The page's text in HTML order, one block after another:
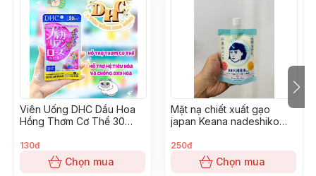
Viên Uống DHC Dầu Hoa
Hồng Thơm Cơ Thể 30
130đ
Chọn mua
Mặt nạ chiết xuất gạo
japan Keana nadeshiko
250đ
Chọn mua